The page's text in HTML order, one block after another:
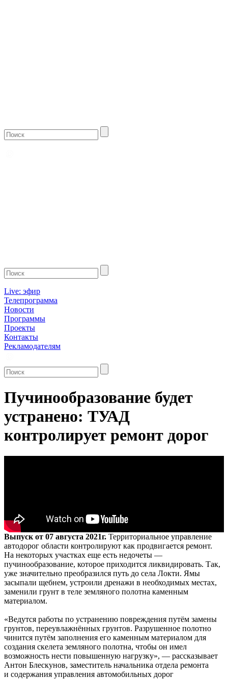
Live: эфир
Телепрограмма
Новости
Программы
Проекты
Контакты
Рекламодателям
Пучинообразование будет
устранено: ТУАД
контролирует ремонт дорог
Выпуск от 07 августа 2021г. Территориальное управление
автодорог области контролируют как продвигается ремонт.
На некоторых участках еще есть недочеты —
пучинообразование, которое приходится ликвидировать. Так,
уже значительно преобразился путь до села Локти. Ямы
засыпали щебнем, устроили дренажи в необходимых местах,
заменили грунт в теле земляного полотна каменным
материалом.
«Ведутся работы по устранению повреждения путём замены
грунтов, переувлажнённых грунтов. Разрушенное полотно
чинится путём заполнения его каменным материалом для
создания скелета земляного полотна, чтобы он имел
возможность нести повышенную нагрузку», — рассказывает
Антон Блескунов, заместитель начальника отдела ремонта
и содержания управления автомобильных дорог